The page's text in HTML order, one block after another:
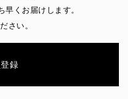
早くお届けします。
さい。
録